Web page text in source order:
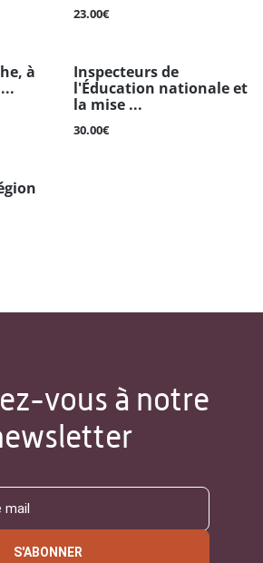
23.00€
à
Inspecteurs de
l'Éducation nationale et
la mise ...
30.00€
vous à notre
S'ABONNER